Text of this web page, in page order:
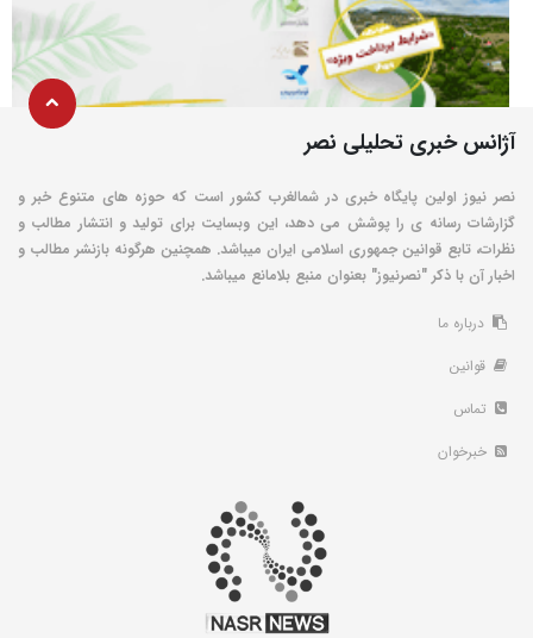
آژانس خبری تحلیلی نصر
نصر نیوز اولین پایگاه خبری در شمالغرب کشور است که حوزه های متنوع خبر و
گزارشات رسانه ی را پوشش می دهد، این وبسایت برای تولید و انتشار مطالب و
نظرات، تابع قوانین جمهوری اسلامی ایران میباشد. همچنین هرگونه بازنشر مطالب و
اخبار آن با ذکر "نصرنیوز" بعنوان منبع بلامانع میباشد.
درباره ما
قوانین
تماس
خبرخوان